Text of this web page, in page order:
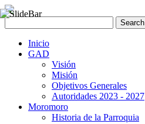
Inicio
GAD
Visión
Misión
Objetivos Generales
Autoridades 2023 - 2027
Moromoro
Historia de la Parroquia